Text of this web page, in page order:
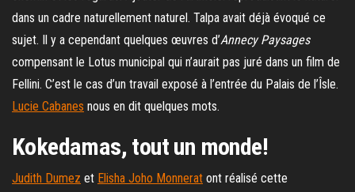
dans un cadre naturellement naturel. Talpa avait déjà évoqué ce
sujet. Il y a cependant quelques œuvres d’Annecy Paysages
compensant le Lotus municipal qui n’aurait pas juré dans un film de
Fellini. C’est le cas d’un travail exposé à l’entrée du Palais de l’Îsle.
Lucie Cabanes nous en dit quelques mots.
Kokedamas, tout un monde!
Judith Dumez et Elisha Joho Monnerat ont réalisé cette